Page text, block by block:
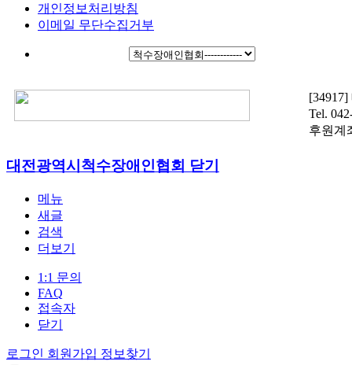
개인정보처리방침
이메일 무단수집거부
Tel.
후원계
대전광역시척수장애인협회 닫기
메뉴
새글
검색
더보기
1:1 문의
FAQ
접속자
닫기
로그인 회원가입 정보찾기